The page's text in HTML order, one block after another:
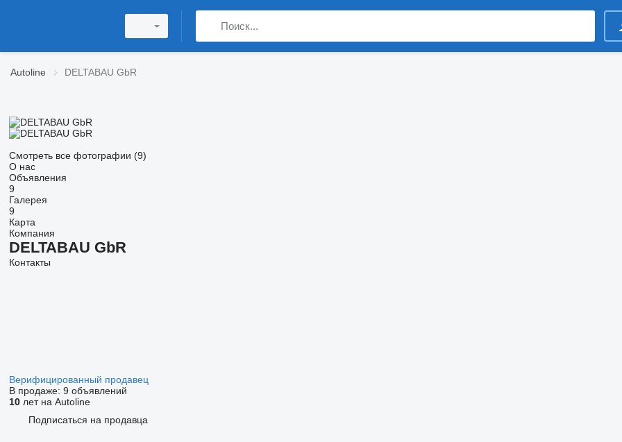
Autoline DELTABAU GbR
Смотреть все фотографии (9)
О нас
Объявления
9
Галерея
9
Карта
Компания
DELTABAU GbR
Контакты
Верифицированный продавец
В продаже: 9 объявлений
10лет на Autoline
Подписаться на продавца